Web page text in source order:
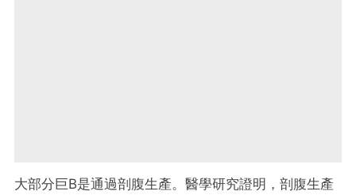
大部分巨B是通過剖腹生產。醫學研究證明，剖腹生產